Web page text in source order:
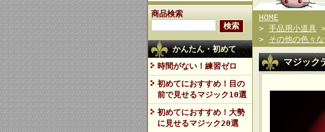
商品検索
かんたん・初めて
時間がない！練習ゼロ
初めてにおすすめ！目の
前で見せるマジック10選
初めてにおすすめ！大勢
に見せるマジック20選
HOME
> 手品用小道具
> その他の色々
マジック